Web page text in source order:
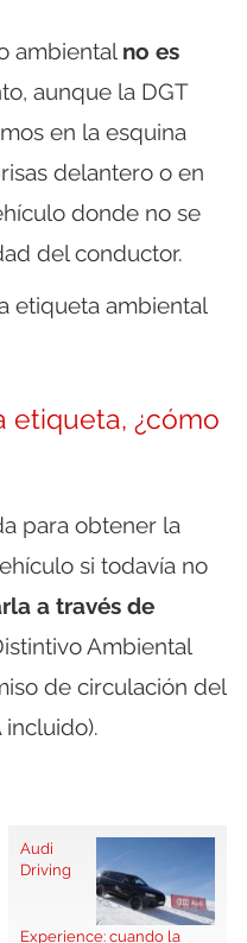
ambiental no es
aunque la DGT
en la esquina
delantero o en
donde no se
del conductor.
etiqueta, ¿cómo
para obtener la
si todavía no
a través de
Ambiental
de circulación del
Audi
Driving
Experience: cuando la